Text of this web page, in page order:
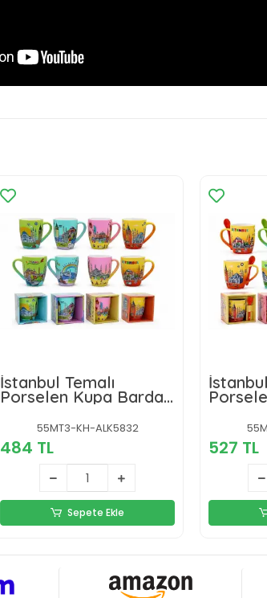
İstanbul Temalı
Porselen Kupa Bardak
55MT3-KH-ALK5832
484 TL
Sepete Ekle
527 TL